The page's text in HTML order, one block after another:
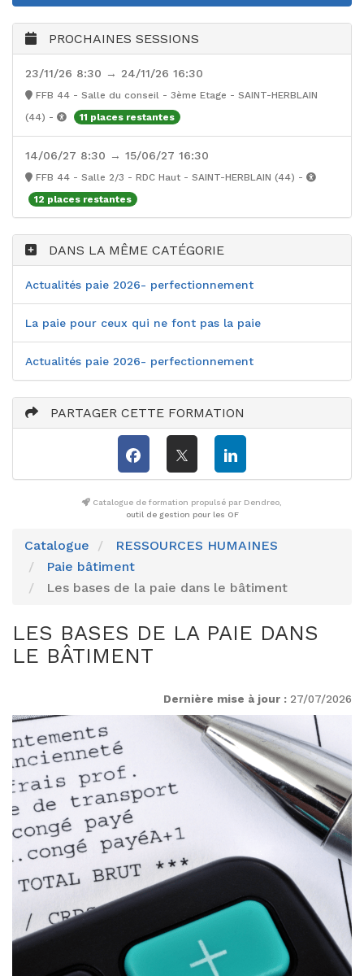
Catalogue
RESSOURCES HUMAINES
Paie bâtiment
Les bases de la paie dans le bâtiment
LES BASES DE LA PAIE DANS
LE BÂTIMENT
Dernière mise à jour : 27/07/2026
PROCHAINES SESSIONS
23/11/26 8:30 → 24/11/26 16:30
FFB 44 - Salle du conseil - 3ème Etage - SAINT-HERBLAIN
(44) -
11 places restantes
14/06/27 8:30 → 15/06/27 16:30
FFB 44 - Salle 2/3 - RDC Haut - SAINT-HERBLAIN (44) -
12 places restantes
DANS LA MÊME CATÉGORIE
Actualités paie 2026- perfectionnement
La paie pour ceux qui ne font pas la paie
Actualités paie 2026- perfectionnement
PARTAGER CETTE FORMATION
Catalogue de formation propulsé par Dendreo,
outil de gestion pour les OF